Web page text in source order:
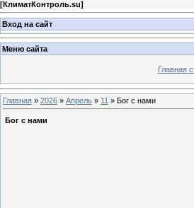
[КлиматКонтроль.su]
Вход на сайт
Меню сайта
Главная
Главная » 2026 » Апрель » 11 » Бог с нами
Бог с нами